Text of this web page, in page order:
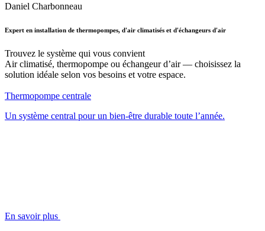
Daniel Charbonneau
Expert en installation de thermopompes, d'air climatisés et d'échangeurs d'air
Trouvez le système qui vous convient
Air climatisé, thermopompe ou échangeur d’air — choisissez la
solution idéale selon vos besoins et votre espace.
Thermopompe centrale
Un système central pour un bien-être durable toute l’année.
En savoir plus